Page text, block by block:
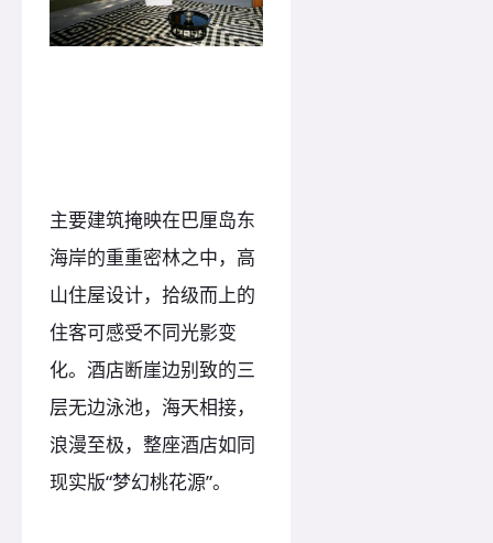
主要建筑掩映在巴厘岛东
海岸的重重密林之中，高
山住屋设计，拾级而上的
住客可感受不同光影变
化。酒店断崖边别致的三
层无边泳池，海天相接，
浪漫至极，整座酒店如同
现实版“梦幻桃花源”。